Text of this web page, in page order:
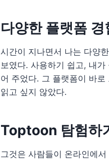
다양한 플랫폼
시간이 지나면서 나는 다양
보였다. 사용하기 쉽고, 내
어 주었다. 그 플랫폼이 바
읽고 싶지 않았다.
Toptoon 탐험하
그것은 사람들이 온라인에